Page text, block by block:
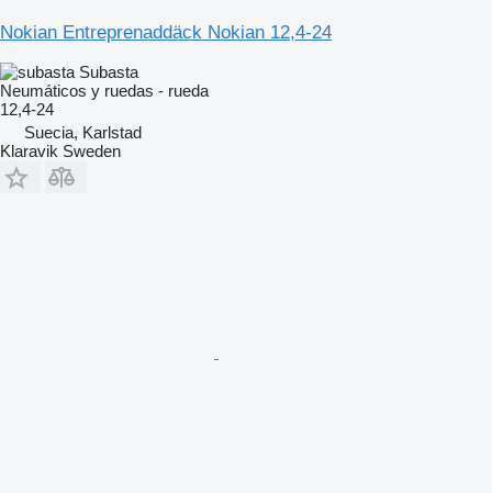
Nokian Entreprenaddäck Nokian 12,4-24
Subasta
Neumáticos y ruedas - rueda
12,4-24
Suecia, Karlstad
Klaravik Sweden